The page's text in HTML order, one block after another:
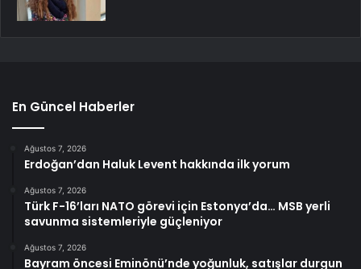
En Güncel Haberler
Ağustos 7, 2026
Erdoğan’dan Haluk Levent hakkında ilk yorum
Ağustos 7, 2026
Türk F-16’ları NATO görevi için Estonya’da… MSB yerli
savunma sistemleriyle güçleniyor
Ağustos 7, 2026
Bayram öncesi Eminönü’nde yoğunluk, satışlar durgun